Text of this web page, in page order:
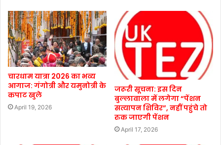
चारधाम यात्रा 2026 का भव्य
आगाज: गंगोत्री और यमुनोत्री के
कपाट खुले
April 19, 2026
जरूरी सूचना: इस दिन
बुल्लावाला में लगेगा “पेंशन
सत्यापन शिविर”, नहीं पहुंचे तो
रुक जाएगी पेंशन
April 17, 2026